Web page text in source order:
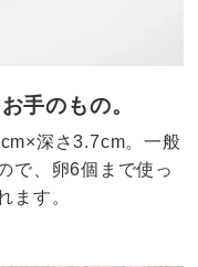
手のもの。
深さ3.7cm。一般
で、卵6個まで使っ
ます。